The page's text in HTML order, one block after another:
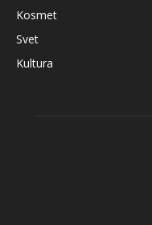
Kosmet
Svet
Kultura